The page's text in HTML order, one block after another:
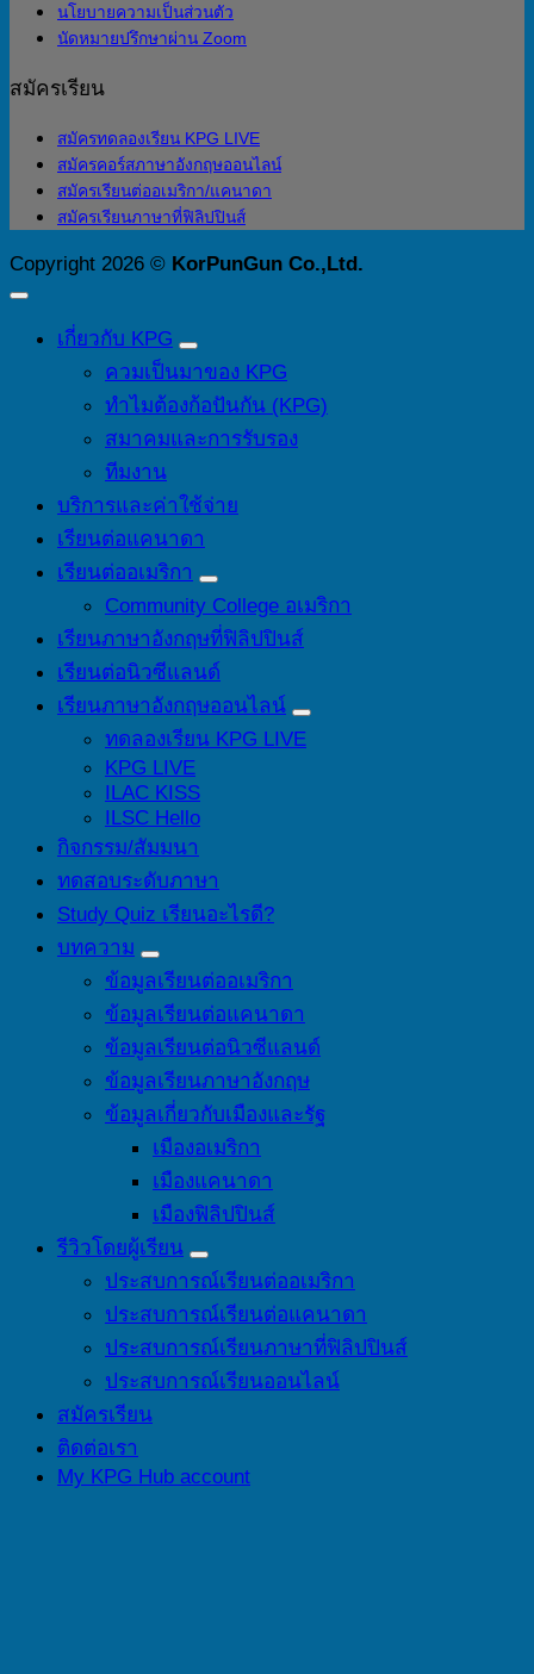
นโยบายความเป็นส่วนตัว
นัดหมายปรึกษาผ่าน Zoom
สมัครเรียน
สมัครทดลองเรียน KPG LIVE
สมัครคอร์สภาษาอังกฤษออนไลน์
สมัครเรียนต่ออเมริกา/แคนาดา
สมัครเรียนภาษาที่ฟิลิปปินส์
Copyright 2026 © KorPunGun Co.,Ltd.
เกี่ยวกับ KPG
ควมเป็นมาของ KPG
ทำไมต้องก้อปันกัน (KPG)
สมาคมและการรับรอง
ทีมงาน
บริการและค่าใช้จ่าย
เรียนต่อแคนาดา
เรียนต่ออเมริกา
Community College อเมริกา
เรียนภาษาอังกฤษที่ฟิลิปปินส์
เรียนต่อนิวซีแลนด์
เรียนภาษาอังกฤษออนไลน์
ทดลองเรียน KPG LIVE
KPG LIVE
ILAC KISS
ILSC Hello
กิจกรรม/สัมมนา
ทดสอบระดับภาษา
Study Quiz เรียนอะไรดี?
บทความ
ข้อมูลเรียนต่ออเมริกา
ข้อมูลเรียนต่อแคนาดา
ข้อมูลเรียนต่อนิวซีแลนด์
ข้อมูลเรียนภาษาอังกฤษ
ข้อมูลเกี่ยวกับเมืองและรัฐ
เมืองอเมริกา
เมืองแคนาดา
เมืองฟิลิปปินส์
รีวิวโดยผู้เรียน
ประสบการณ์เรียนต่ออเมริกา
ประสบการณ์เรียนต่อแคนาดา
ประสบการณ์เรียนภาษาที่ฟิลิปปินส์
ประสบการณ์เรียนออนไลน์
สมัครเรียน
ติดต่อเรา
My KPG Hub account